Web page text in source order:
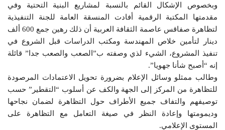
وبخصوص الإشكال القائم بالنسبة لمشاريع البنية التحتية وفي
مقدمتها المكتبة الرقمية أفادت المنسقة العامة للجنة التنفيذية
لتظاهرة صفاقس عاصمة الثقافة العربية أن ذلك رهين جمع 600 ألف
دينار لتأمين خلاص المهندسة ومكتب الدراسات قبل الشروع في
تنفيذ المشروع، الشيء لذي وصفته ب”الصعب والصعب جدا” قائلة
إنه “أصبح شأنا جهويا”.
وطالب ممثلو وسائل الإعلام بضرورة تحويل الاعتمادات المرصودة
للتظاهرة من المركز إلى الجهة والكف عن أسلوب “التقطير” حسب
توصيفهم والتفاف جميع الأطراف حول التظاهرة لضمان نجاحها
وديمومتها وإعادة النظر في صيغة التعامل مع التظاهرة على
المستوى الإعلامي.